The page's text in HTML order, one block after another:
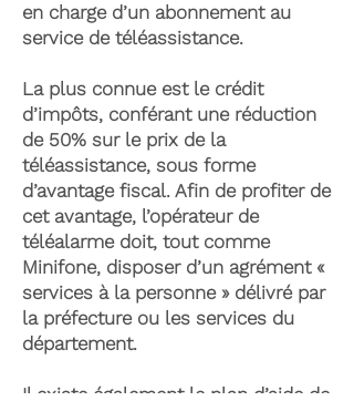
en charge d’un abonnement au
service de téléassistance.
La plus connue est le crédit
d’impôts, conférant une réduction
de 50% sur le prix de la
téléassistance, sous forme
d’avantage fiscal. Afin de profiter de
cet avantage, l’opérateur de
téléalarme doit, tout comme
Minifone, disposer d’un agrément «
services à la personne » délivré par
la préfecture ou les services du
département.
Il existe également le plan d’aide de